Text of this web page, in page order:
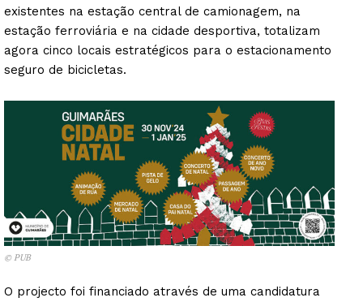
existentes na estação central de camionagem, na
estação ferroviária e na cidade desportiva, totalizam
agora cinco locais estratégicos para o estacionamento
seguro de bicicletas.
© PUB
O projecto foi financiado através de uma candidatura